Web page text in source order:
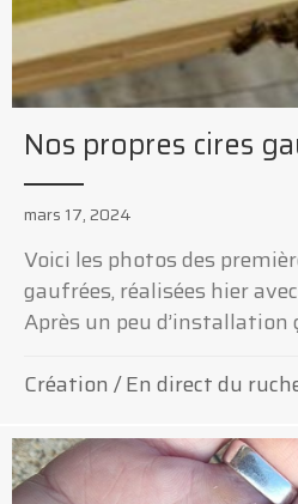
Nos propres cires
mars 17, 2024
Voici les photos des
gaufrées, réalisées hier
Après un peu d’installation
Création /En direct du